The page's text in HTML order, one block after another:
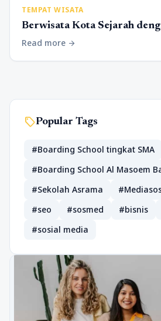
TEMPAT WISATA
Berwisata Kota Sejarah
Read more arrow_forward
sellPopular Tags
#Boarding School tingkat SMA
#Boarding School Al Masoem
#Sekolah Asrama
#seo
#sosmed #bisnis
#sosial media